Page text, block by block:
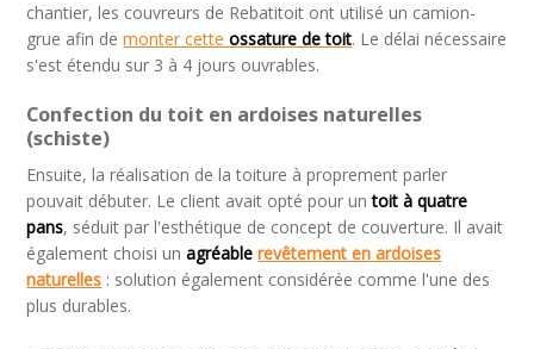
chantier, les couvreurs de Rebatitoit ont utilisé un camion-
grue afin demonter cetteossature de toit. Le délai nécessaire
s'est étendu sur 3 à 4 jours ouvrables.
Confection du toit en ardoises naturelles
(schiste)
Ensuite, la réalisation de la toiture à proprement parler
pouvait débuter. Le client avait opté pour untoit à quatre
pans, séduit par l'esthétique de concept de couverture. Il avait
également choisi un agréablerevêtement en ardoises
naturelles : solution également considérée comme l'une des
plus durables.